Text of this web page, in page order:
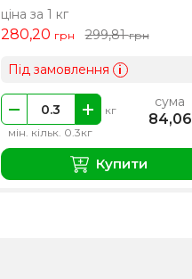
ціна за 1 кг
280,20 грн 299,81грн
Під замовлення i
мін. кільк. 0.3кг
кг сума
84,06
Купити